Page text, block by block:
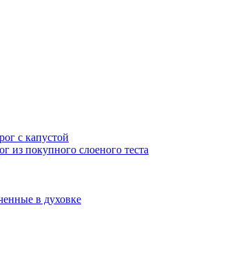
с капустой
из покупного слоеного теста
в духовке